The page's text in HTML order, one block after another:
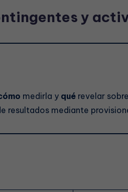
y
medirla y qué revelar
resultados mediante